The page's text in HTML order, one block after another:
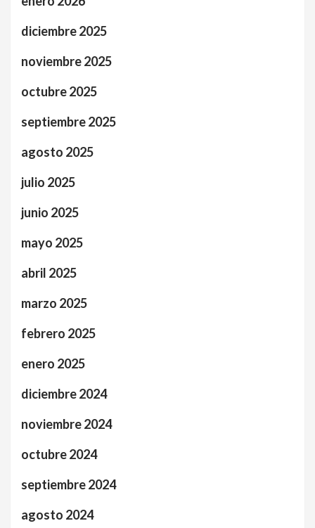
diciembre 2025
noviembre 2025
octubre 2025
septiembre 2025
agosto 2025
julio 2025
junio 2025
mayo 2025
abril 2025
marzo 2025
febrero 2025
enero 2025
diciembre 2024
noviembre 2024
octubre 2024
septiembre 2024
agosto 2024